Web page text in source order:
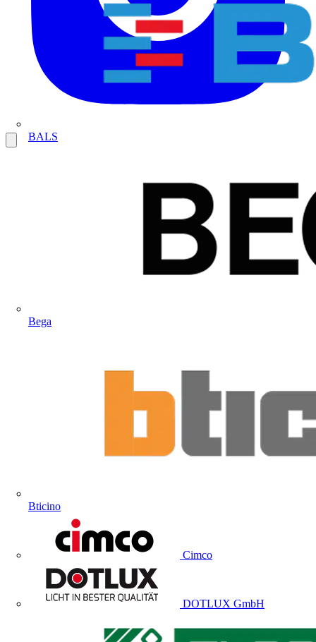
BALS
Bega
Bticino
Cimco
DOTLUX GmbH